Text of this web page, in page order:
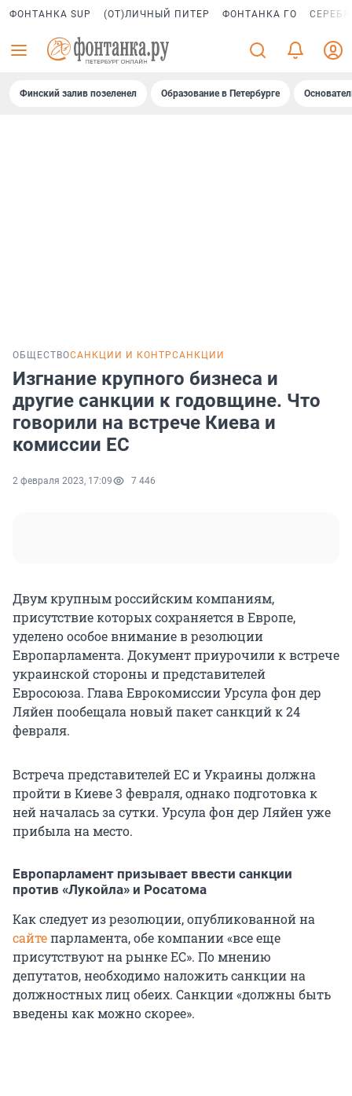
ФОНТАНКА SUP (ОТ)ЛИЧНЫЙ ПИТЕР ФОНТАНКА ГО
Финский залив позеленел Образование в Петербурге
ОБЩЕСТВОСАНКЦИИ И КОНТРСАНКЦИИ
Изгнание крупного бизнеса и
другие санкции к годовщине. Что
говорили на встрече Киева и
комиссии ЕС
2 февраля 2023, 17:09 7 446
Двум крупным российским компаниям,
присутствие которых сохраняется в Европе,
уделено особое внимание в резолюции
Европарламента. Документ приурочили к встрече
украинской стороны и представителей
Евросоюза. Глава Еврокомиссии Урсула фон дер
Ляйен пообещала новый пакет санкций к 24
февраля.
Встреча представителей ЕС и Украины должна
пройти в Киеве 3 февраля, однако подготовка к
ней началась за сутки. Урсула фон дер Ляйен уже
прибыла на место.
Европарламент призывает ввести санкции
против «Лукойла» и Росатома
Как следует из резолюции, опубликованной на
сайтепарламента, обе компании «все еще
присутствуют на рынке ЕС». По мнению
депутатов, необходимо наложить санкции на
должностных лиц обеих. Санкции «должны быть
введены как можно скорее».